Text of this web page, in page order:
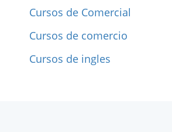
Cursos de Comercial
Cursos de comercio
Cursos de ingles